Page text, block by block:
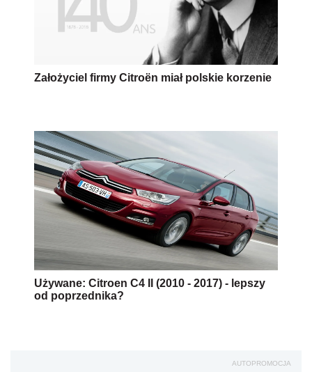
Założyciel firmy Citroën miał polskie korzenie
Używane: Citroen C4 II (2010 - 2017) - lepszy
od poprzednika?
AUTOPROMOCJA